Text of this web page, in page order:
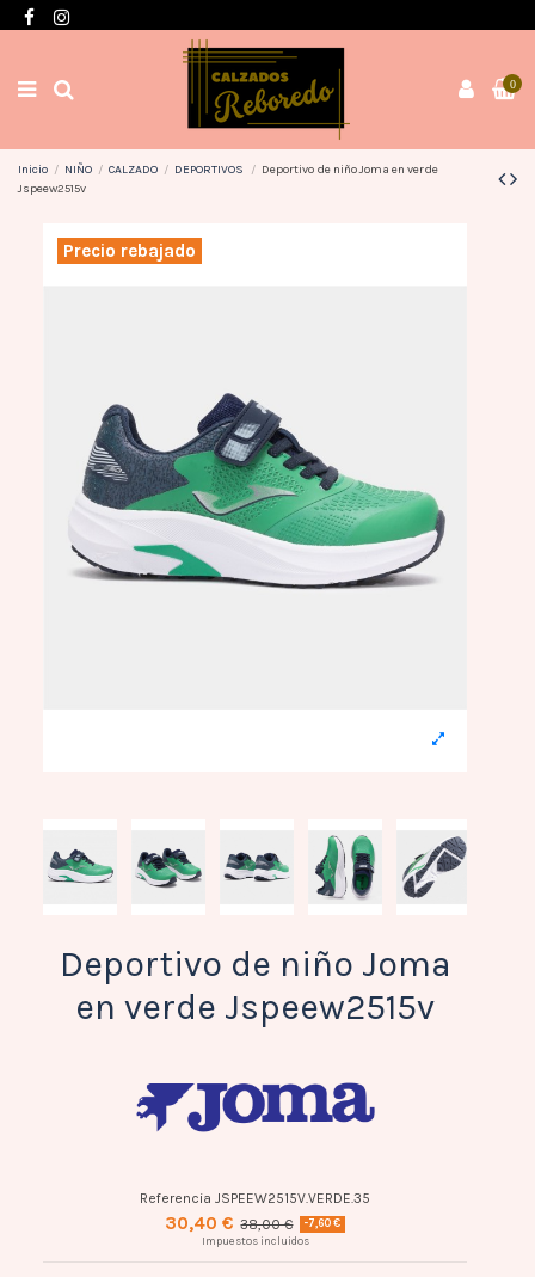
0
Inicio NIÑO CALZADO DEPORTIVOS
Deportivo de niño Joma en verde
Jspeew2515v
Precio rebajado
Deportivo de niño Joma
en verde Jspeew2515v
Referencia JSPEEW2515V.VERDE.35
30,40 € 38,00 € -7,60 €
Impuestos incluidos